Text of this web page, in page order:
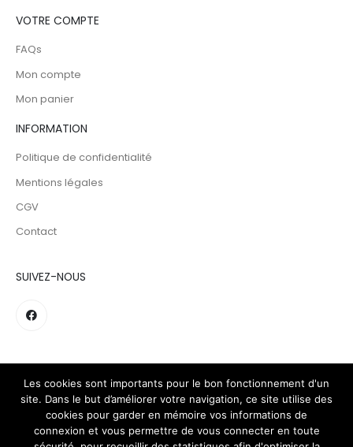
VOTRE COMPTE
FAQs
Mon compte
Mon panier
INFORMATION
Politique de confidentialité
Mentions légales
CGV
Contact
SUIVEZ-NOUS
Les cookies sont importants pour le bon fonctionnement d'un
site. Dans le but d’améliorer votre navigation, ce site utilise des
cookies pour garder en mémoire vos informations de
connexion et vous permettre de vous connecter en toute